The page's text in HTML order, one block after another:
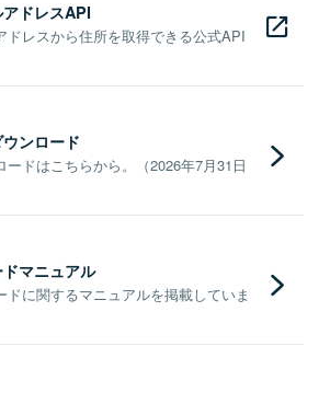
ドレスAPI
ドレスから住所を取得できる公式API
ンロード
ドはこちらから。（2026年7月31日
マニュアル
に関するマニュアルを掲載していま